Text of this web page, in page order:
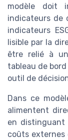
modèle doit
indicateurs de
indicateurs
lisible par la
être relié à
tableau de
outil de
Dans ce
alimentent
en distinguant
coûts externes